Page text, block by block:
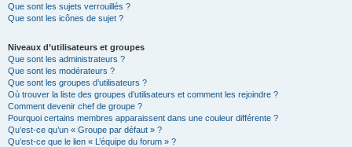
Que sont les sujets verrouillés ?
Que sont les icônes de sujet ?
Niveaux d’utilisateurs et groupes
Que sont les administrateurs ?
Que sont les modérateurs ?
Que sont les groupes d’utilisateurs ?
Où trouver la liste des groupes d’utilisateurs et comment les rejoindre ?
Comment devenir chef de groupe ?
Pourquoi certains membres apparaissent dans une couleur différente ?
Qu’est-ce qu’un « Groupe par défaut » ?
Qu’est-ce que le lien « L’équipe du forum » ?